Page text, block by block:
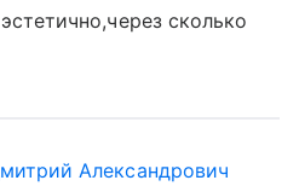
сколько
Александрович